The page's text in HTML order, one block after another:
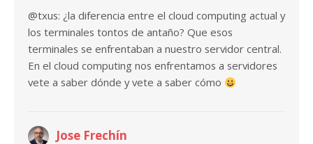
@txus: ¿la diferencia entre el cloud computing actual y
los terminales tontos de antaño? Que esos
terminales se enfrentaban a nuestro servidor central.
En el cloud computing nos enfrentamos a servidores
vete a saber dónde y vete a saber cómo
Jose Frechín